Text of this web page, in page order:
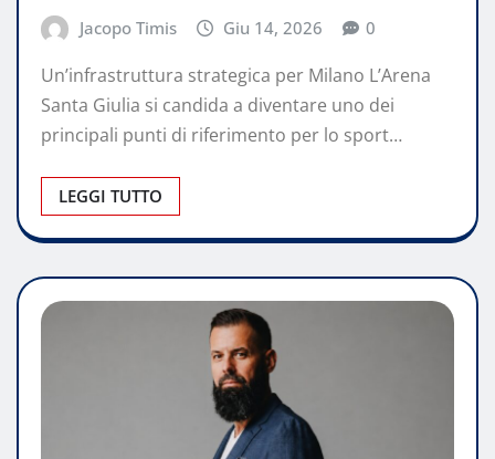
Jacopo Timis Giu 14, 2026 0
Un’infrastruttura strategica per Milano L’Arena
Santa Giulia si candida a diventare uno dei
principali punti di riferimento per lo sport…
LEGGI TUTTO